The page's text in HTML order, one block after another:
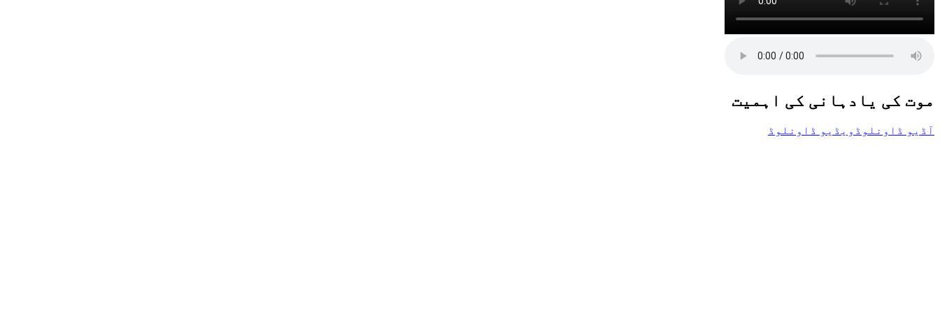
موت کی یادہانی کی اہمیت
آڈیو ڈاونلوڈ ویڈیو ڈاونلوڈ